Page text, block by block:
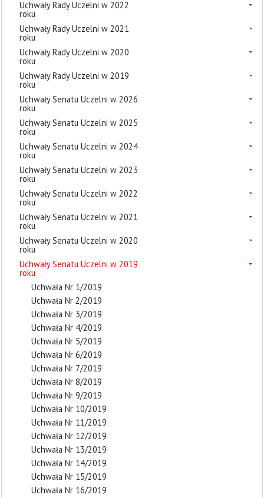
Uchwały Rady Uczelni w 2022
roku
Uchwały Rady Uczelni w 2021
roku
Uchwały Rady Uczelni w 2020
roku
Uchwały Rady Uczelni w 2019
roku
Uchwały Senatu Uczelni w 2026
roku
Uchwały Senatu Uczelni w 2025
roku
Uchwały Senatu Uczelni w 2024
roku
Uchwały Senatu Uczelni w 2023
roku
Uchwały Senatu Uczelni w 2022
roku
Uchwały Senatu Uczelni w 2021
roku
Uchwały Senatu Uczelni w 2020
roku
Uchwały Senatu Uczelni w 2019
roku
Uchwała Nr 1/2019
Uchwała Nr 2/2019
Uchwała Nr 3/2019
Uchwała Nr 4/2019
Uchwała Nr 5/2019
Uchwała Nr 6/2019
Uchwała Nr 7/2019
Uchwała Nr 8/2019
Uchwała Nr 9/2019
Uchwała Nr 10/2019
Uchwała Nr 11/2019
Uchwała Nr 12/2019
Uchwała Nr 13/2019
Uchwała Nr 14/2019
Uchwała Nr 15/2019
Uchwała Nr 16/2019